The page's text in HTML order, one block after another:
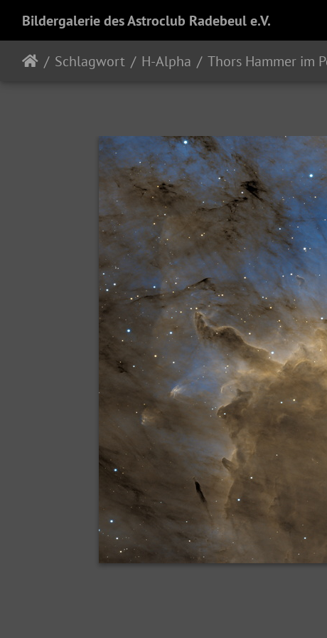
Bildergalerie des Astroclub Radebeul e.V.
Schlagwort H-Alpha